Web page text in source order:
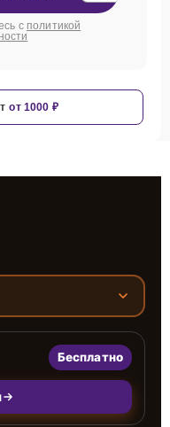
с политикой
от 1000 ₽
Бесплатно